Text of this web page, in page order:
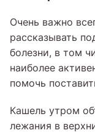
Очень важно
рассказывать
болезни, в том
наиболее
помочь
Кашель утром
лежания в